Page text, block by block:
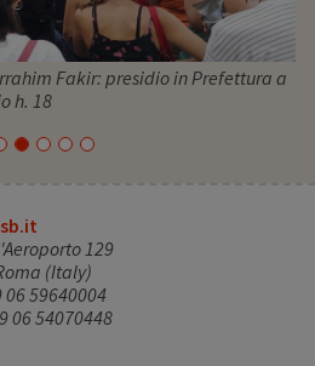
Fakir: presidio in Prefettura a
h. 18
129
(Italy)
06 59640004
06 54070448